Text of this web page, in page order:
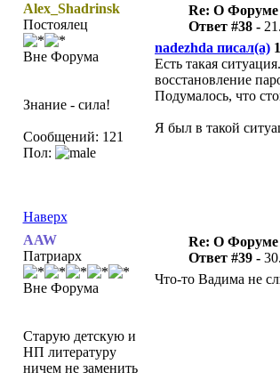
Alex_Shadrinsk
Постоялец
Вне Форума
Знание - сила!
Сообщений: 121
Пол:
Re: О Форуме
Ответ #38 -
nadezhda писал(а)
Есть такая
восстановление
Подумалось, что
Я был в такой
Наверх
AAW
Патриарх
Вне Форума
Старую детскую и
НП литературу
ничем не заменить
Re: О Форуме
Ответ #39 -
Что-то Вадима не